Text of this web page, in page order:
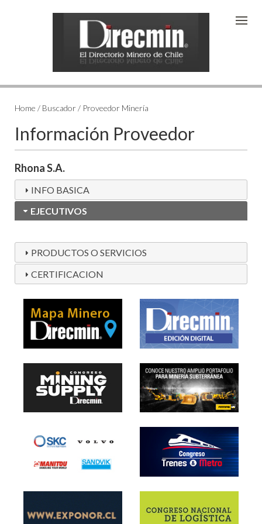
Home / Buscador / Proveedor Minería
Información Proveedor
Rhona S.A.
INFO BASICA
EJECUTIVOS
PRODUCTOS O SERVICIOS
CERTIFICACION